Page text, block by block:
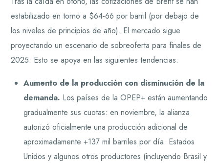
estabilizado en torno a $64-66 por barril (por debajo de
los niveles de principios de año). El mercado sigue
proyectando un escenario de sobreoferta para finales de
2025. Esto se apoya en las siguientes tendencias:
Aumento de la producción con disminución de la
demanda. Los países de la OPEP+ están aumentando
gradualmente sus cuotas: en noviembre, la alianza
autorizó oficialmente una producción adicional de
aproximadamente +137 mil barriles por día. Estados
Unidos y algunos otros productores (incluyendo Brasil y